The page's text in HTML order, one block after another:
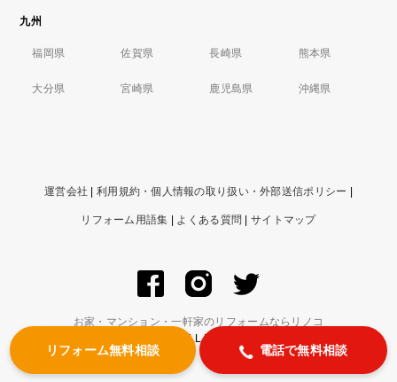
リフォーム無料相談 電話で無料相談
九州
福岡県 佐賀県 長崎県 熊本県
大分県 宮崎県 鹿児島県 沖縄県
運営会社 | 利用規約・個人情報の取り扱い・外部送信ポリシー |
リフォーム用語集 | よくある質問 | サイトマップ
お家・マンション・一軒家のリフォームならリノコ
© ZIGExN Co., Ltd. ALL RIGHTS RESERVED.